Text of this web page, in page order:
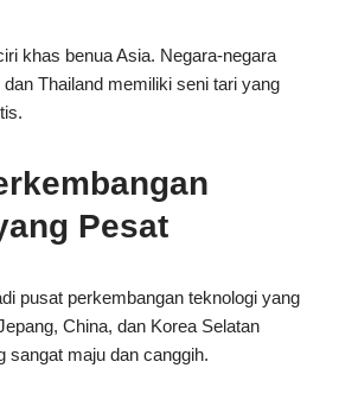
khas benua Asia. Negara-negara
Thailand memiliki seni tari yang
Pesat
pusat perkembangan teknologi yang
China, dan Korea Selatan
sangat maju dan canggih.